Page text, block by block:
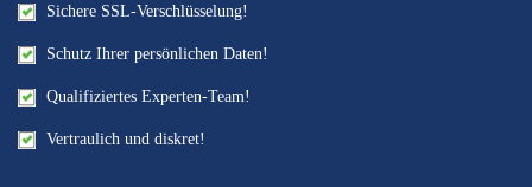
Sichere SSL-Verschlüsselung!
Schutz Ihrer persönlichen Daten!
Qualifiziertes Experten-Team!
Vertraulich und diskret!